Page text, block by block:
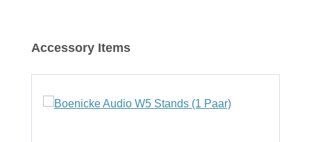
Produktgalerie überspringen
Accessory Items